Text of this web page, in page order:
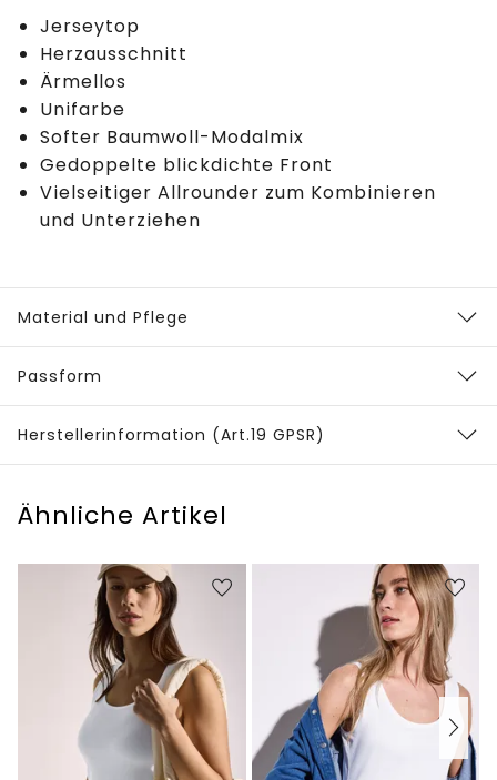
Jerseytop
Herzausschnitt
Ärmellos
Unifarbe
Softer Baumwoll-Modalmix
Gedoppelte blickdichte Front
Vielseitiger Allrounder zum Kombinieren
und Unterziehen
Material und Pflege
Passform
Herstellerinformation (Art.19 GPSR)
Ähnliche Artikel